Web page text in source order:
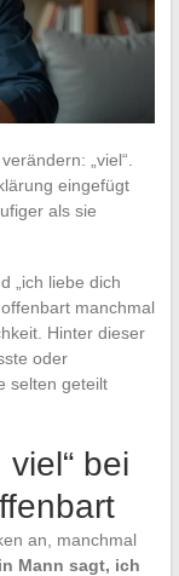
„viel“.
eingefügt
als sie
„ich liebe dich
manchmal
Hinter dieser
oder
selten geteilt
bei
an, manchmal
Mann sagt, ich